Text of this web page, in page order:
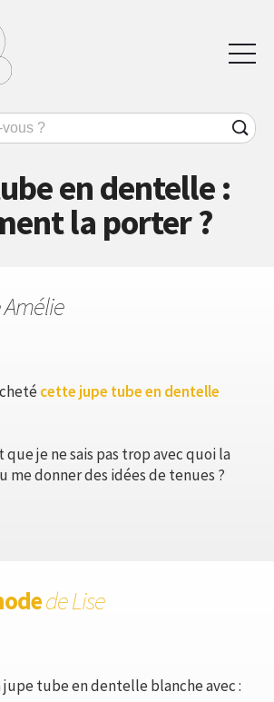
en dentelle :
la porter ?
cette jupe tube en dentelle
je ne sais pas trop avec quoi la
me donner des idées de tenues ?
de Lise
tube en dentelle blanche avec :